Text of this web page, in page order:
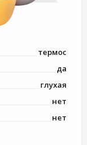
термос
да
глухая
нет
нет